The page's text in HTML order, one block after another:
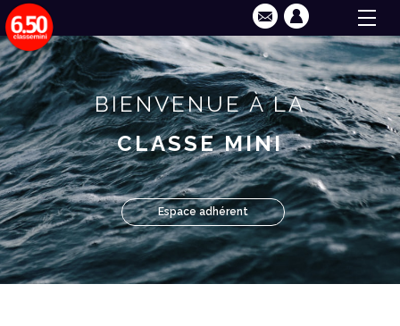
BIENVENUE À LA
CLASSE MINI
Espace adhérent